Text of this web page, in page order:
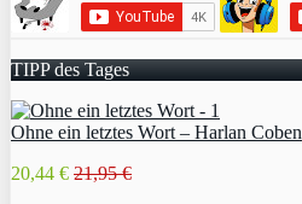
TIPP des Tages
Ohne ein letztes Wort – Harlan Coben
20,44 € 21,95 €